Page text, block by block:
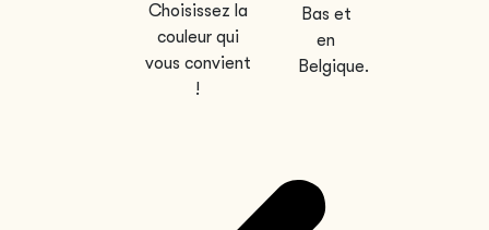
Choisissez la
couleur qui
vous convient
!
Bas et
en
Belgique.